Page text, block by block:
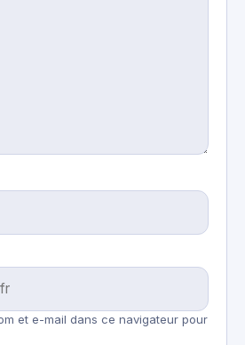
et e-mail dans ce navigateur pour